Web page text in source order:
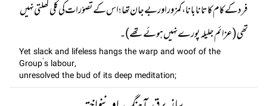
فرد کے کام کا تانا بانا ، کمزور اور بے جان تھا ؛ اس کے تصوّرات کی کلی کھلتی نہیں
تھی (عزائم جلیلہ پورے نہیں ہوئے تھے)۔
Yet slack and lifeless hangs the warp and woof of the
Group’s labour,
unresolved the bud of its deep meditation;